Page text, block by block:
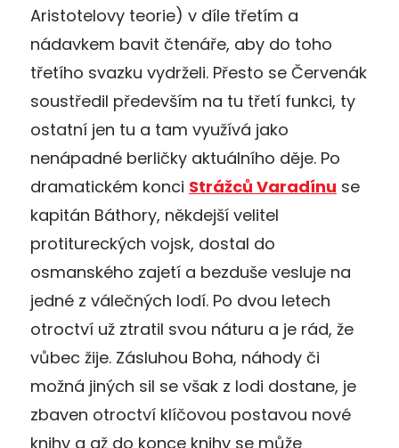
Aristotelovy teorie) v díle třetím a
nádavkem bavit čtenáře, aby do toho
třetího svazku vydrželi. Přesto se Červenák
soustředil především na tu třetí funkci, ty
ostatní jen tu a tam využívá jako
nenápadné berličky aktuálního děje. Po
dramatickém konci Strážců Varadínu se
kapitán Báthory, někdejší velitel
protitureckých vojsk, dostal do
osmanského zajetí a bezduše vesluje na
jedné z válečných lodí. Po dvou letech
otroctví už ztratil svou náturu a je rád, že
vůbec žije. Zásluhou Boha, náhody či
možná jiných sil se však z lodi dostane, je
zbaven otroctví klíčovou postavou nové
knihy a až do konce knihy se může